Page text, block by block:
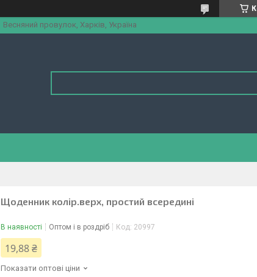
Весняний провулок, Харків, Україна
Щоденник колір.верх, простий всередині
В наявності Оптом і в роздріб Код: 20997
19,88 ₴
Показати оптові ціни